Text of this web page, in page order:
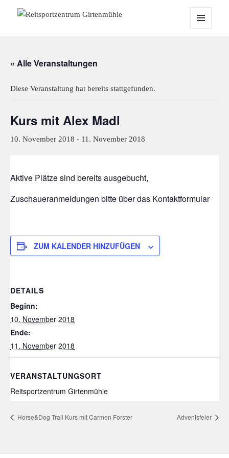
« Alle Veranstaltungen
Diese Veranstaltung hat bereits stattgefunden.
Kurs mit Alex Madl
10. November 2018 - 11. November 2018
Aktive Plätze sind bereits ausgebucht,
Zuschaueranmeldungen bitte über das Kontaktformular
ZUM KALENDER HINZUFÜGEN
DETAILS
Beginn:
10. November 2018
Ende:
11. November 2018
VERANSTALTUNGSORT
Reitsportzentrum Girtenmühle
Horse&Dog Trail Kurs mit Carmen Forster Adventsfeier